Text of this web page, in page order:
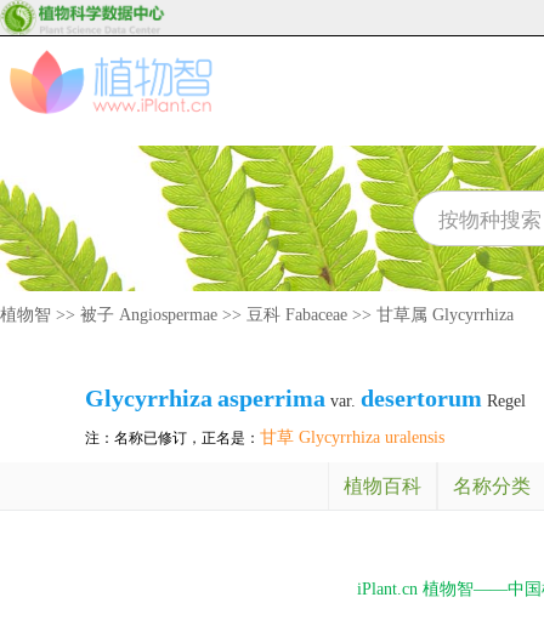
植物智 >> 被子 Angiospermae >> 豆科 Fabaceae >> 甘草属 Glycyrrhiza
Glycyrrhiza asperrima var. desertorum Regel
注：名称已修订，正名是： 甘草 Glycyrrhiza uralensis
植物百科 名称分类
iPlant.cn 植物智——中国